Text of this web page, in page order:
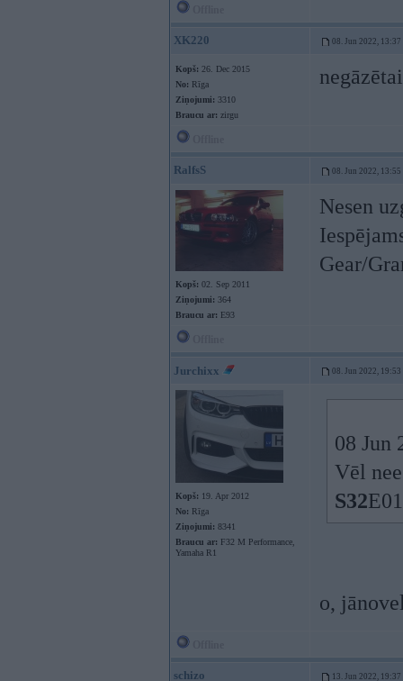
XK220 08. Jun 2022, 13:37
Kopš: 26. Dec 2015
No: Rīga
Ziņojumi: 3310
Braucu ar: zirgu
RalfsS 08. Jun 2022, 13:55
Kopš: 02. Sep 2011
Ziņojumi: 364
Braucu ar: E93
Nesen
Gear/
Jurchixx 08. Jun 2022, 19:53
Kopš: 19. Apr 2012
No: Rīga
Ziņojumi: 8341
Braucu ar: F32 M Performance,
Yamaha R1
08 Jun
Vēl
S32E01
o,
schizo 13. Jun 2022, 19:37